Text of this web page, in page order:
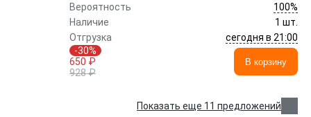
Вероятность
100%
Наличие
1 шт.
Отгрузка
сегодня в 21:00
-30%
650 ₽
928 ₽
В корзину
Показать еще 11 предложений